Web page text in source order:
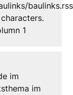
baulinks.rss
1
im
im